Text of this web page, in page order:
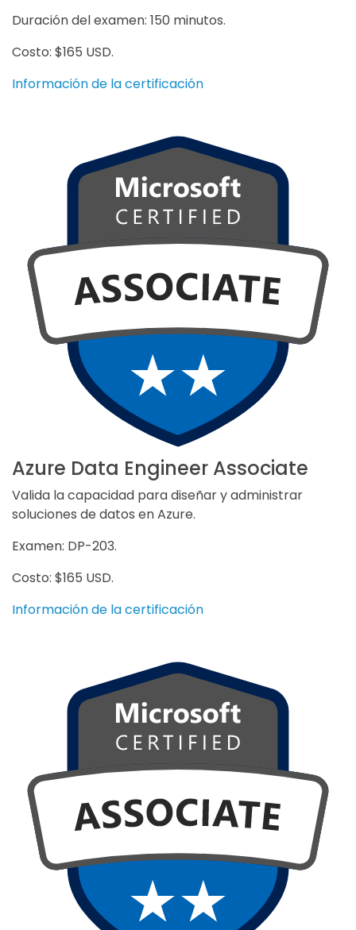
Duración del examen: 150 minutos.
Costo: $165 USD.
Información de la certificación
Azure Data Engineer Associate
Valida la capacidad para diseñar y administrar
soluciones de datos en Azure.
Examen: DP-203.
Costo: $165 USD.
Información de la certificación